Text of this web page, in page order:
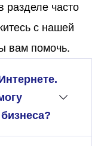
часто
с нашей
вам помочь.